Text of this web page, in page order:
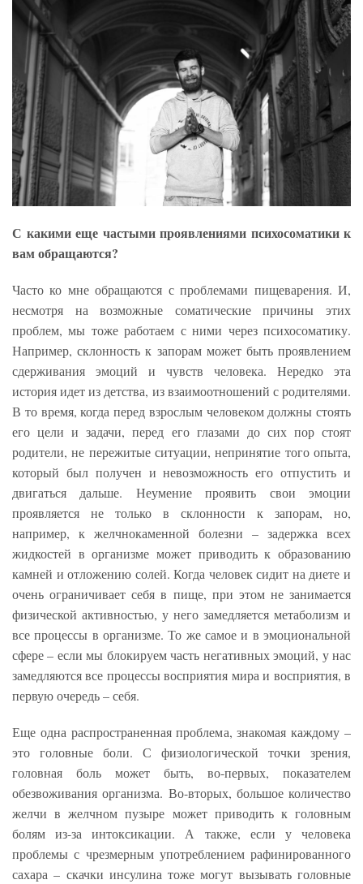
С какими еще частыми проявлениями психосоматики к
вам обращаются?
Часто ко мне обращаются с проблемами пищеварения. И,
несмотря на возможные соматические причины этих
проблем, мы тоже работаем с ними через психосоматику.
Например, склонность к запорам может быть проявлением
сдерживания эмоций и чувств человека. Нередко эта
история идет из детства, из взаимоотношений с родителями.
В то время, когда перед взрослым человеком должны стоять
его цели и задачи, перед его глазами до сих пор стоят
родители, не пережитые ситуации, непринятие того опыта,
который был получен и невозможность его отпустить и
двигаться дальше. Неумение проявить свои эмоции
проявляется не только в склонности к запорам, но,
например, к желчнокаменной болезни – задержка всех
жидкостей в организме может приводить к образованию
камней и отложению солей. Когда человек сидит на диете и
очень ограничивает себя в пище, при этом не занимается
физической активностью, у него замедляется метаболизм и
все процессы в организме. То же самое и в эмоциональной
сфере – если мы блокируем часть негативных эмоций, у нас
замедляются все процессы восприятия мира и восприятия, в
первую очередь – себя.
Еще одна распространенная проблема, знакомая каждому –
это головные боли. С физиологической точки зрения,
головная боль может быть, во-первых, показателем
обезвоживания организма. Во-вторых, большое количество
желчи в желчном пузыре может приводить к головным
болям из-за интоксикации. А также, если у человека
проблемы с чрезмерным употреблением рафинированного
сахара – скачки инсулина тоже могут вызывать головные